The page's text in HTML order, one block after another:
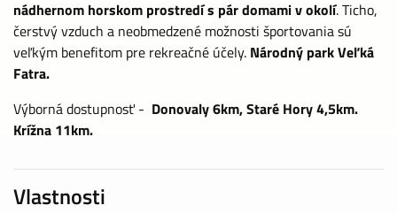
nádhernom horskom prostredí s pár domami v okolí. Ticho,
čerstvý vzduch a neobmedzené možnosti športovania sú
veľkým benefitom pre rekreačné účely. Národný park Veľká
Fatra.
Výborná dostupnosť - Donovaly 6km, Staré Hory 4,5km.
Krížna 11km.
Vlastnosti